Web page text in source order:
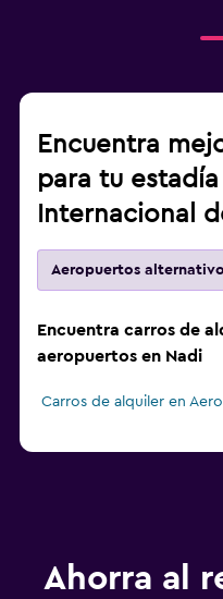
Encuentra
para tu
Internacional
Aeropuertos
Encuentra carros de
aeropuertos en Nadi
Carros de alquiler en
Ahorra al